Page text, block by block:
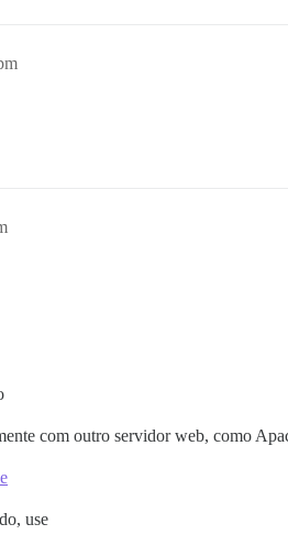
com outro servidor web, como
use